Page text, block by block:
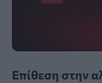
Επίθεση στην